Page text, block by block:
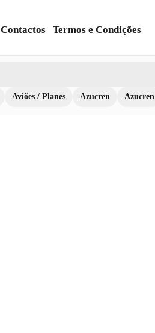
Contactos Termos e Condições
Aviões / Planes Azucren Azucren